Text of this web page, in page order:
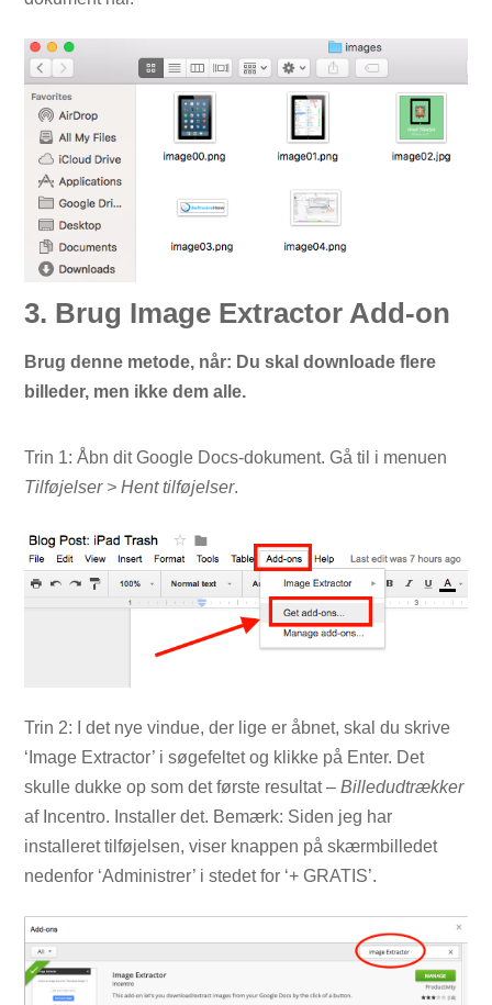
3. Brug Image Extractor Add-on
Brug denne metode, når: Du skal downloade flere
billeder, men ikke dem alle.
Trin 1: Åbn dit Google Docs-dokument. Gå til i menuen
Tilføjelser > Hent tilføjelser.
Trin 2: I det nye vindue, der lige er åbnet, skal du skrive
‘Image Extractor’ i søgefeltet og klikke på Enter. Det
skulle dukke op som det første resultat –Billedudtrækker
af Incentro. Installer det. Bemærk: Siden jeg har
installeret tilføjelsen, viser knappen på skærmbilledet
nedenfor ‘Administrer’ i stedet for ‘+ GRATIS’.